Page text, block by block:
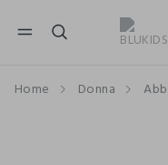
Home Donna